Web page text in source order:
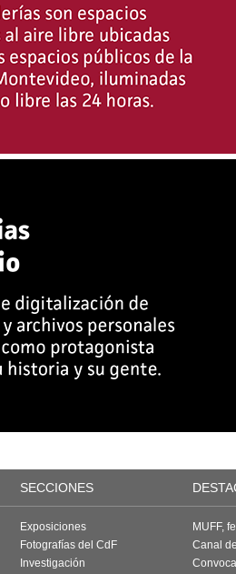
SECCIONES
Exposiciones
Fotografías del CdF
Investigación
MUFF,
Canal